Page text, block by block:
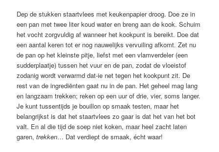
Dep de stukken staartvlees met keukenpapier droog. Doe ze in
een pan met twee liter koud water en breng aan de kook. Schuim
het vocht zorgvuldig af wanneer het kookpunt is bereikt. Doe dat
een aantal keren tot er nog nauwelijks vervuiling afkomt. Zet nu
de pan op het kleinste pitje, liefst met een vlamverdeler (een
sudderplaatje) tussen het vuur en de pan, zodat de vloeistof
zodanig wordt verwarmd dat-ie net tegen het kookpunt zit. De
rest van de ingrediënten gaat nu in de pan. Het geheel mag lang
en langzaam trekken; reken op een uur of drie, vier, soms langer.
Je kunt tussentijds je bouillon op smaak testen, maar het
belangrijkst is dat het staartvlees zo gaar is dat het van het bot
valt. En al die tijd de soep niet koken, maar heel zacht laten
garen,trekken… Dat verdiept de smaak, écht waar!